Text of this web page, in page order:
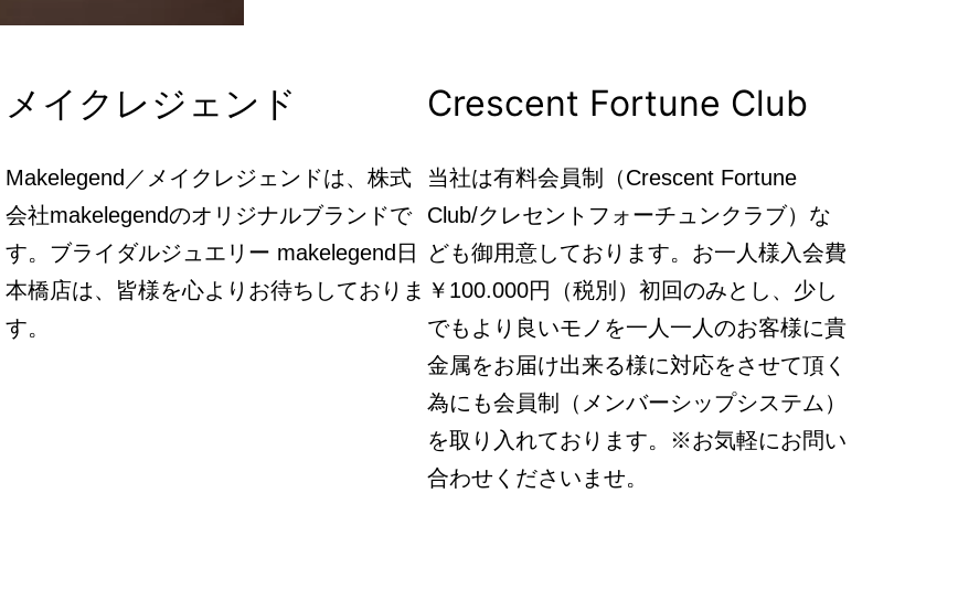
メイクレジェンド
Makelegend／メイクレジェンドは、株式
会社makelegendのオリジナルブランドで
す。ブライダルジュエリー makelegend日
本橋店は、皆様を心よりお待ちしておりま
す。
Crescent Fortune Club
当社は有料会員制（Crescent Fortune
Club/クレセントフォーチュンクラブ）な
ども御用意しております。お一人様入会費
￥100.000円（税別）初回のみとし、少し
でもより良いモノを一人一人のお客様に貴
金属をお届け出来る様に対応をさせて頂く
為にも会員制（メンバーシップシステム）
を取り入れております。※お気軽にお問い
合わせくださいませ。